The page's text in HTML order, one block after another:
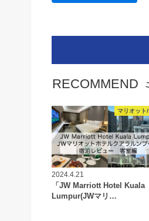
RECOMMEND
マリオット
2024.4.21
「JW Marriott Hotel Kuala
Lumpur(JWマリ…